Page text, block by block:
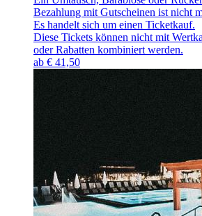
Bezahlung mit Gutscheinen ist nicht
Es handelt sich um einen Ticketkauf.
Diese Tickets können nicht mit
oder Rabatten kombiniert werden.
ab € 41,50